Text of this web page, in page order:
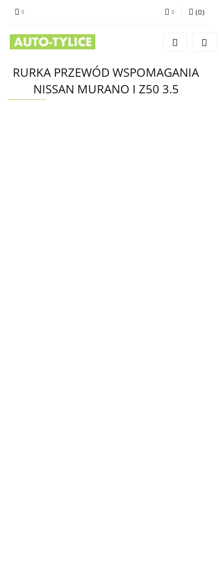
Zaloguj się
Dodaj zgłoszenie
(0)
RURKA PRZEWÓD WSPOMAGANIA
NISSAN MURANO I Z50 3.5